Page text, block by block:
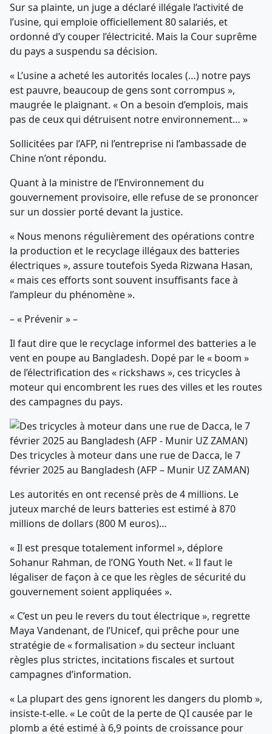
Sur sa plainte, un juge a déclaré illégale l’activité de
l’usine, qui emploie officiellement 80 salariés, et
ordonné d’y couper l’électricité. Mais la Cour suprême
du pays a suspendu sa décision.
« L’usine a acheté les autorités locales (…) notre pays
est pauvre, beaucoup de gens sont corrompus »,
maugrée le plaignant. « On a besoin d’emplois, mais
pas de ceux qui détruisent notre environnement… »
Sollicitées par l’AFP, ni l’entreprise ni l’ambassade de
Chine n’ont répondu.
Quant à la ministre de l’Environnement du
gouvernement provisoire, elle refuse de se prononcer
sur un dossier porté devant la justice.
« Nous menons régulièrement des opérations contre
la production et le recyclage illégaux des batteries
électriques », assure toutefois Syeda Rizwana Hasan,
« mais ces efforts sont souvent insuffisants face à
l’ampleur du phénomène ».
– « Prévenir » –
Il faut dire que le recyclage informel des batteries a le
vent en poupe au Bangladesh. Dopé par le « boom »
de l’électrification des « rickshaws », ces tricycles à
moteur qui encombrent les rues des villes et les routes
des campagnes du pays.
Des tricycles à moteur dans une rue de Dacca, le 7
février 2025 au Bangladesh (AFP – Munir UZ ZAMAN)
Les autorités en ont recensé près de 4 millions. Le
juteux marché de leurs batteries est estimé à 870
millions de dollars (800 M euros)…
« Il est presque totalement informel », déplore
Sohanur Rahman, de l’ONG Youth Net. « Il faut le
légaliser de façon à ce que les règles de sécurité du
gouvernement soient appliquées ».
« C’est un peu le revers du tout électrique », regrette
Maya Vandenant, de l’Unicef, qui prêche pour une
stratégie de « formalisation » du secteur incluant
règles plus strictes, incitations fiscales et surtout
campagnes d’information.
« La plupart des gens ignorent les dangers du plomb »,
insiste-t-elle. « Le coût de la perte de QI causée par le
plomb a été estimé à 6,9 points de croissance pour